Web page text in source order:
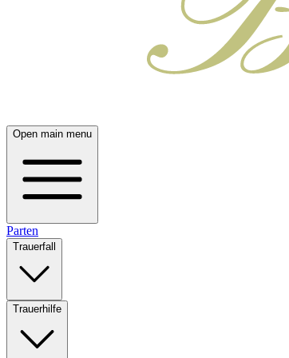
Open main menu
Parten
Trauerfall
Trauerhilfe